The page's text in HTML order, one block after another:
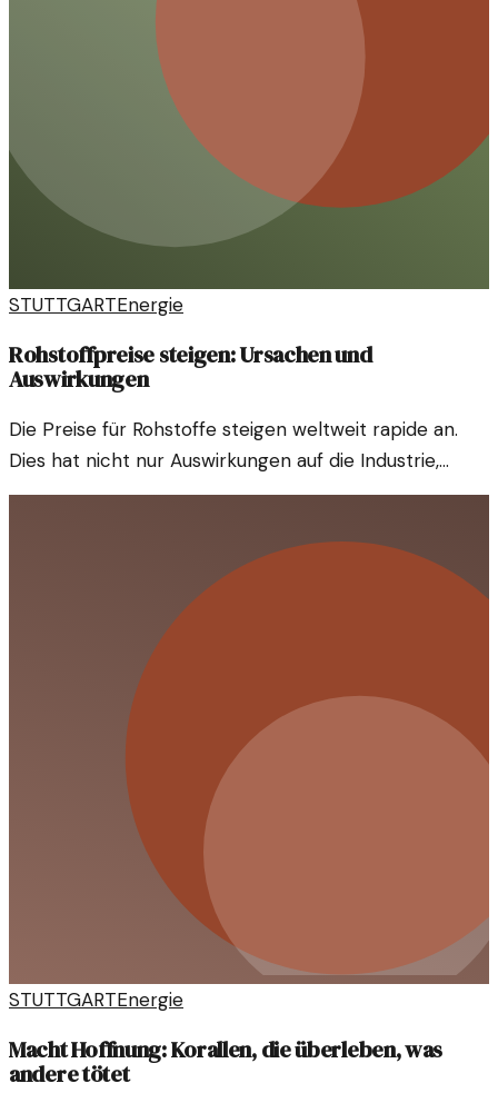
STUTTGARTEnergie
Rohstoffpreise steigen: Ursachen und
Auswirkungen
Die Preise für Rohstoffe steigen weltweit rapide an.
Dies hat nicht nur Auswirkungen auf die Industrie,
sondern auch auf den Alltag der Verbraucher. Lass uns
STUTTGARTEnergie
Macht Hoffnung: Korallen, die überleben, was
andere tötet